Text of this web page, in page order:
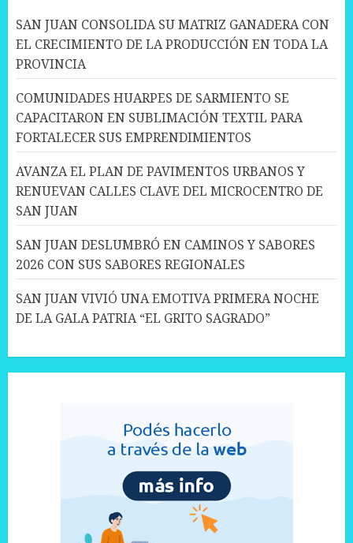
SAN JUAN CONSOLIDA SU MATRIZ GANADERA CON
EL CRECIMIENTO DE LA PRODUCCIÓN EN TODA LA
PROVINCIA
COMUNIDADES HUARPES DE SARMIENTO SE
CAPACITARON EN SUBLIMACIÓN TEXTIL PARA
FORTALECER SUS EMPRENDIMIENTOS
AVANZA EL PLAN DE PAVIMENTOS URBANOS Y
RENUEVAN CALLES CLAVE DEL MICROCENTRO DE
SAN JUAN
SAN JUAN DESLUMBRÓ EN CAMINOS Y SABORES
2026 CON SUS SABORES REGIONALES
SAN JUAN VIVIÓ UNA EMOTIVA PRIMERA NOCHE
DE LA GALA PATRIA “EL GRITO SAGRADO”